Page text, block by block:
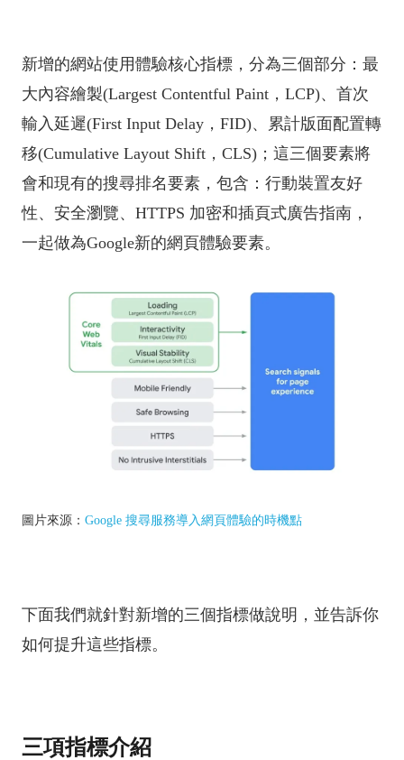
新增的網站使用體驗核心指標，分為三個部分：最
大內容繪製(Largest Contentful Paint，LCP)、首次
輸入延遲(First Input Delay，FID)、累計版面配置轉
移(Cumulative Layout Shift，CLS)；這三個要素將
會和現有的搜尋排名要素，包含：行動裝置友好
性、安全瀏覽、HTTPS 加密和插頁式廣告指南，
一起做為Google新的網頁體驗要素。
圖片來源： Google 搜尋服務導入網頁體驗的時機點
下面我們就針對新增的三個指標做說明，並告訴你
如何提升這些指標。
三項指標介紹